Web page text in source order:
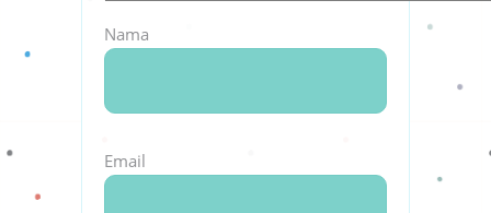
Nama
Email